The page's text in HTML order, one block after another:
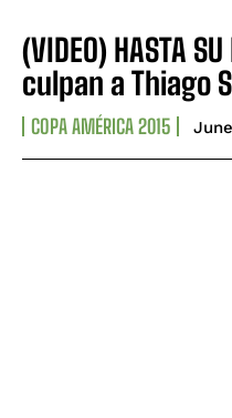
(VIDEO) HASTA
culpan a Thiago
COPA AMÉRICA 2015